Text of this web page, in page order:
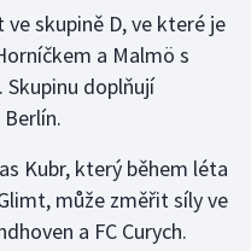
skupině D, ve které je
a Malmö s
Skupinu doplňují
Kubr, který během léta
může změřit síly ve
a FC Curych.